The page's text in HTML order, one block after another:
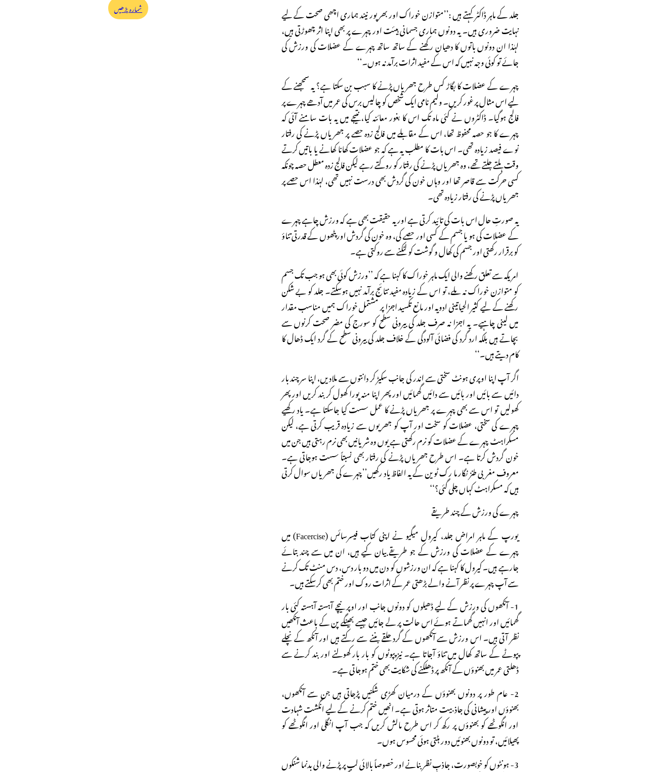
جلد کے ماہر ڈاکٹر کہتے ہیں :’’متوازن خوراک اور بھرپور نیند ہماری اچھی صحت کے لیے
نہایت ضروری ہیں۔ یہ دونوں ہماری جسمانی ہیئت اور چہرے پر بھی اپنا اثر چھوڑتی ہیں،
لہٰذا ان دونوں باتوں کا دھیان رکھنے کے ساتھ ساتھ چہرے کے عضلات کی ورزش کی
جائے تو کوئی وجہ نہیں کہ اس کے مفید اثرات برآمد نہ ہوں۔‘‘
چہرے کے عضلات کا بگاڑ کس طرح جھریاں پڑنے کا سبب بن سکتا ہے؟ یہ سمجھنے کے
لیے اس مثال پر غور کریں۔ ولیم نامی ایک شخص کو چالیس برس کی عمر میں آدھے چہرے پر
فالج ہوگیا۔ ڈاکٹروں نے کئی ماہ تک اس کا بغور معائنہ کیا، نتیجے میں یہ بات سامنے آئی کہ
چہرے کا جو حصہ محفوظ تھا، اس کے مقابلے میں فالج زدہ حصے پر جھریاں پڑنے کی رفتار
نوے فیصد زیادہ تھی۔ اس بات کا مطلب یہ ہے کہ جو عضلات کھانا کھانے یا باتیں کرتے
وقت ہلتے جلتے تھے، وہ جھریاں پڑنے کی رفتار کو روکتے رہے لیکن فالج زدہ معطل حصہ چونکہ
کسی حرکت سے قاصر تھا اور وہاں خون کی گردش بھی درست نہیں تھی، لہٰذا اس حصے پر
جھریاں پڑنے کی رفتار زیادہ تھی۔
یہ صورتِ حال اس بات کی تائید کرتی ہے اور یہ حقیقت بھی ہے کہ ورزش چاہے چہرے
کے عضلات کی ہو یا جسم کے کسی اور حصے کی، وہ خون کی گردش اورپٹھوں کے قدرتی تناؤ
کو برقرار رکھتی اور جسم کی کھال و گوشت کو لٹکنے سے روکتی ہے۔
امریکہ سے تعلق رکھنے والی ایک ماہر خوراک کا کہنا ہے کہ ’’ورزش کوئی بھی ہو جب تک جسم
کو متوازن خوراک نہ ملے، تو اس کے زیادہ مفید نتائج برآمد نہیں ہوسکتے۔ جلد کو بے شکن
رکھنے کے لیے کثیر الحیاتینی ادویہ اور مانع تکسید اجزا پر مشتمل خوراک ہمیں مناسب مقدار
میں لینی چاہیے۔ یہ اجزا نہ صرف جلد کی بیرونی سطح کو سورج کی مضر صحت کرنوں سے
بچاتے ہیں بلکہ ارد گرد کی فضائی آلودگی کے خلاف جلد کی بیرونی سطح کے گرد ایک ڈھال کا
کام دیتے ہیں۔‘‘
اگر آپ اپنا اوپری ہونٹ سختی سے اندر کی جانب سکیڑ کر دانتوں سے ملادیں، اپنا سر چند بار
دائیں سے بائیں اور بائیں سے دائیں گھمائیں اور پھر اپنا منہ پورا کھول کر بند کریں اور پھر
کھولیں تو اس سے بھی چہرے پر جھریاں پڑنے کا عمل سست کیا جاسکتا ہے۔ یاد رکھیے
چہرے کی سختی، عضلات کو سخت اور آپ کو جھریوں سے زیادہ قریب کرتی ہے، لیکن
مسکراہٹ چہرے کے عضلات کو نرم رکھتی ہے یوں وہ شریانیں بھی نرم رہتی ہیں جن میں
خون گردش کرتا ہے۔ اس طرح جھریاں پڑنے کی رفتار بھی نسبتاً سست ہوجاتی ہے۔
معروف مغربی طنز نگار ما رک ٹوین کے یہ الفاظ یاد رکھیں’’چہرے کی جھریاں سوال کرتی
ہیں کہ مسکراہٹ کہاں چلی گئی؟‘‘
چہرے کی ورزش کے چند طریقے
یورپ کے ماہر امراض جلد، کیرول میگیو نے اپنی کتاب فیسرسائس (Facercise) میں
چہرے کے عضلات کی ورزش کے جو طریقے بیان کیے ہیں، ان میں سے چند بتائے
جارہے ہیں۔ کیرول کا کہنا ہے کہ ان ورزشوں کو دن میں دو بار دس، دس منٹ تک کرنے
سے آپ چہرے پر نظر آنے والے بڑھتی عمر کے اثرات روک اور ختم بھی کرسکتے ہیں۔
1- آنکھوں کی ورزش کے لیے ڈھیلوں کو دونوں جانب اور اوپر نیچے آہستہ آہستہ کئی بار
گھمائیں اور انہیں گھماتے ہوئے اس حالت پر لے جائیں جیسے بھینگے پن کے باعث آنکھیں
نظر آتی ہیں۔ اس ورزش سے آنکھوں کے گرد حلقے بننے سے رکتے ہیں اور آنکھ کے نچلے
پپوٹے کے ساتھ کھال میں تناؤ آجاتا ہے۔ نیز پپوٹوں کو بار بار کھولنے اور بند کرنے سے
ڈھلتی عمر میں بھنوؤں کے آنکھ پر ڈھلکنے کی شکایت بھی ختم ہوجاتی ہے۔
2- عام طور پر دونوں بھنوؤں کے درمیان کھڑی شکنیں پڑجاتی ہیں جن سے آنکھوں،
بھنوؤں اور پیشانی کی جاذبیت متاثر ہوتی ہے۔ انھیں ختم کرنے کے لیے انگشت شہادت
اور انگوٹھے کو بھنوؤں پر رکھ کر اس طرح مالش کریں کہ جب آپ انگلی اور انگوٹھے کو
پھیلائیں، تو دونوں بھنوئیں دور ہٹتی ہوئی محسوس ہوں۔
3- ہونٹوں کو خوبصورت، جاذبِ نظر بنانے اور خصوصاً بالائی لب پر پڑنے والی بدنما شنکوں
شمارہ پڑھیں